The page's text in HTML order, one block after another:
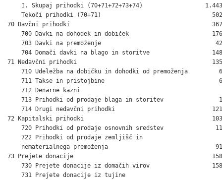
I. Skupaj prihodki (70+71+72+73+74)
Tekoči prihodki (70+71)
70 Davčni prihodki
700 Davki na dohodek in dobiček
703 Davki na premoženje
704 Domači davki na blago in storitve
71 Nedavčni prihodki
710 Udeležba na dobičku in dohodki od premoženja
711 Takse in pristojbine
712 Denarne kazni
713 Prihodki od prodaje blaga in storitev
714 Drugi nedavčni prihodki
72 Kapitalski prihodki
720 Prihodki od prodaje osnovnih sredstev
    722 Prihodki od prodaje zemljišč in
nematerialnega premoženja
73 Prejete donacije
730 Prejete donacije iz domačih virov
731 Prejete donacije iz tujine